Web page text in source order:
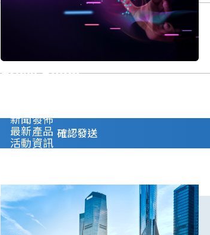
Press Room
新聞發佈
最新產品
活動資訊
確認發送